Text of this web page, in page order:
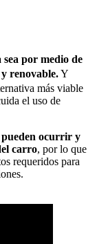
sea por medio de
renovable.Y
más viable
el uso de
pueden ocurrir y
carro, por lo que
requeridos para